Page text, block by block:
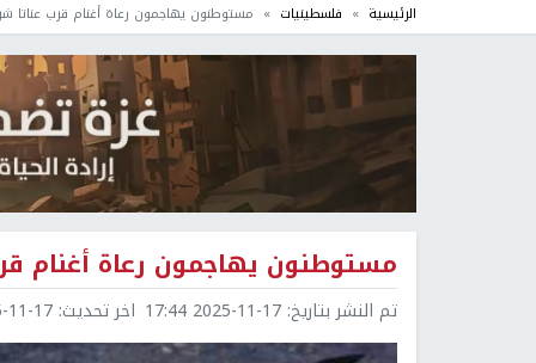
الرئيسية فلسطينيات مستوطنون يهاجمون رعاة أغنام قرب عناتا
مستوطنون يهاجمون رعاة أغنام
تم النشر بتاريخ: 2025-11-17 17:44 اخر تحديث: 17 18:39